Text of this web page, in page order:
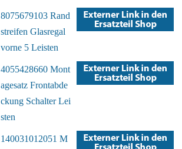
8075679103 Rand
streifen Glasregal
vorne 5 Leisten
4055428660 Mont
agesatz Frontabde
ckung Schalter Lei
sten
140031012051 M